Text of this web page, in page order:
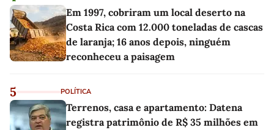
Em 1997, cobriram um local deserto na
Costa Rica com 12.000 toneladas de cascas
de laranja; 16 anos depois, ninguém
reconheceu a paisagem
5 POLÍTICA
Terrenos, casa e apartamento: Datena
registra patrimônio de R$ 35 milhões em